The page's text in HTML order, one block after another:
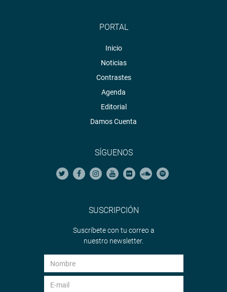
PORTAL
Inicio
Noticias
Contrastes
Agenda
Editorial
Damos Cuenta
SÍGUENOS
SUSCRIPCIÓN
Suscríbete con tu correo a
nuestro newsletter.